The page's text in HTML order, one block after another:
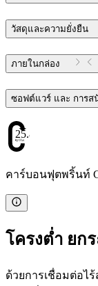
วัสดุและความยั่งยืน
ภายในกล่อง
ซอฟต์แวร์ แ
25.84
คาร์บอนฟุตพริ้นท์
โครงต่ำ ยก
ด้วยการเชื่อมต่อไ